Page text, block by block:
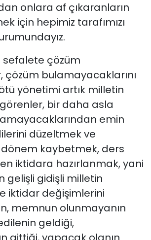
onlara af çıkaranların
için hepimiz tarafımızı
sefalete çözüm
bulamayacaklarını
yönetimi artık milletin
bir daha asla
emin
düzeltmek ve
kaybetmek, ders
iktidara hazırlanmak, yani
gelişli gidişli milletin
iktidar değişimlerini
memnun olunmayanın
geldiği,